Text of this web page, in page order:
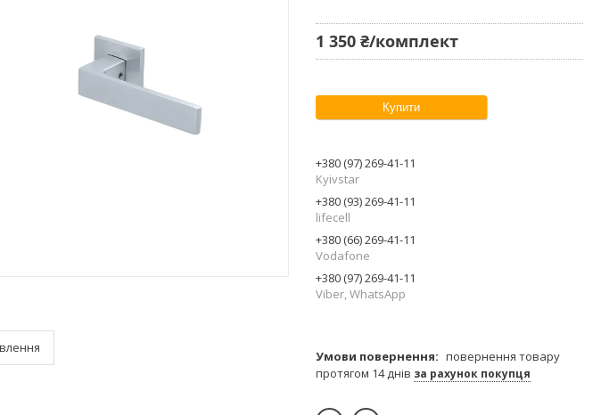
1 350 ₴/комплект
Купити
+380 (97) 269-41-11
Kyivstar
+380 (93) 269-41-11
lifecell
+380 (66) 269-41-11
Vodafone
+380 (97) 269-41-11
Viber, WhatsApp
повернення товару
протягом 14 днів за рахунок покупця